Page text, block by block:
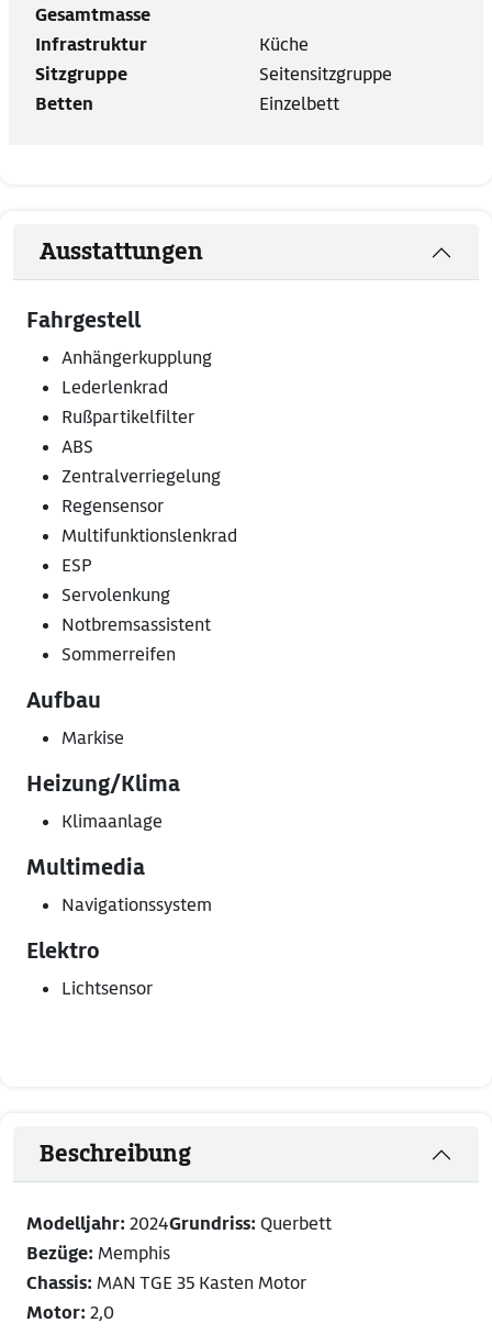
Gesamtmasse
Infrastruktur
Küche
Sitzgruppe
Seitensitzgruppe
Betten
Einzelbett
Ausstattungen
Fahrgestell
Anhängerkupplung
Lederlenkrad
Rußpartikelfilter
ABS
Zentralverriegelung
Regensensor
Multifunktionslenkrad
ESP
Servolenkung
Notbremsassistent
Sommerreifen
Aufbau
Markise
Heizung/Klima
Klimaanlage
Multimedia
Navigationssystem
Elektro
Lichtsensor
Beschreibung
Modelljahr: 2024Grundriss: Querbett
Bezüge: Memphis
Chassis: MAN TGE 35 Kasten Motor
Motor: 2,0